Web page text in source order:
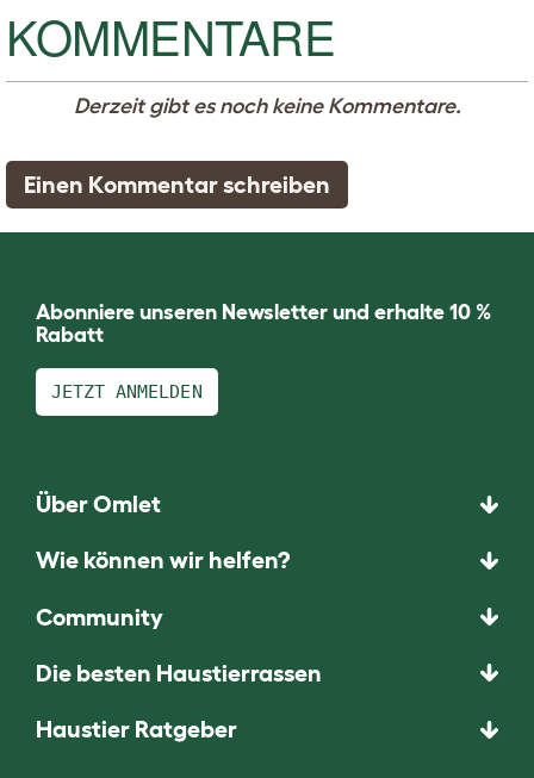
KOMMENTARE
Derzeit gibt es noch keine Kommentare.
Einen Kommentar schreiben
Abonniere unseren Newsletter und erhalte 10 %
Rabatt
JETZT ANMELDEN
Über Omlet
Wie können wir helfen?
Community
Die besten Haustierrassen
Haustier Ratgeber